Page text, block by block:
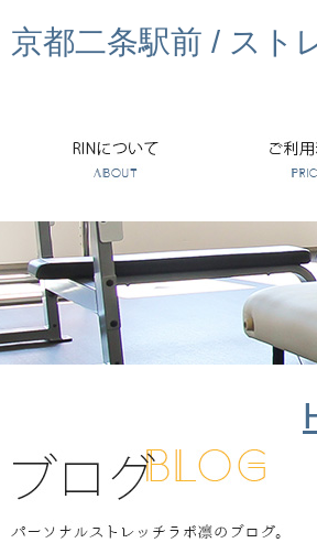
京都二条駅前 / スト